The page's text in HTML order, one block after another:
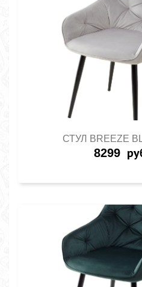
СТУЛ BREEZE
8299